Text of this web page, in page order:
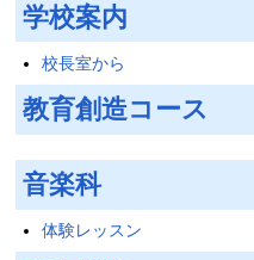
学校案内
校長室から
教育創造コース
音楽科
体験レッスン